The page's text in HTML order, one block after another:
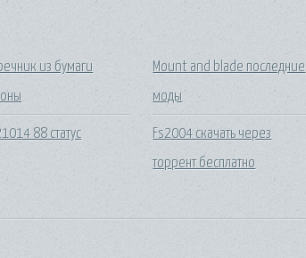
из бумаги
88 статус
Mount and blade последние
моды
Fs2004 скачать через
торрент бесплатно